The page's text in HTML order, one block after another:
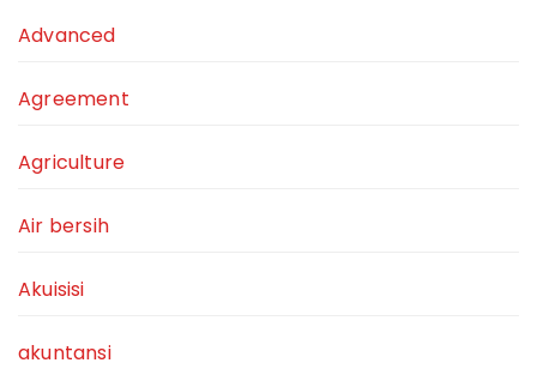
Advanced
Agreement
Agriculture
Air bersih
Akuisisi
akuntansi